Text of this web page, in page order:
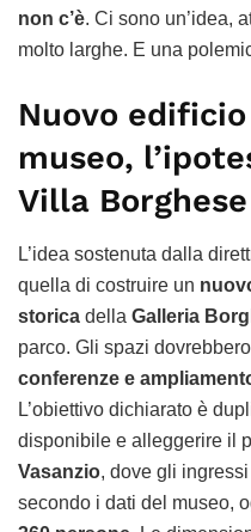
non c’è. Ci sono un’idea,
molto larghe. E una
Nuovo
museo,
Villa Borghese
L’idea sostenuta dalla
quella di costruire un
storica della Galleria
parco. Gli spazi
conferenze e
L’obiettivo dichiarato è
disponibile e alleggerire il
Vasanzio, dove gli
secondo i dati del museo,